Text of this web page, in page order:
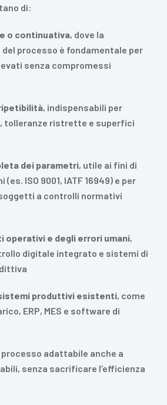
di:
o continuativa, dove la
processo è fondamentale per
senza compromessi
, indispensabili per
tolleranze ristrette e superfici
dei parametri, utile ai fini di
ISO 9001, IATF 16949) e per
a controlli normativi
operativi e degli errori umani,
digitale integrato e sistemi di
produttivi esistenti, come
ERP, MES e software di
processo adattabile anche a
senza sacrificare l’efficienza